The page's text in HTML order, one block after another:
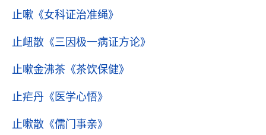
止嗽 《女科证治准绳》
止衄散 《三因极一病证方论》
止嗽金沸茶 《茶饮保健》
止疟丹 《医学心悟》
止嗽散 《儒门事亲》